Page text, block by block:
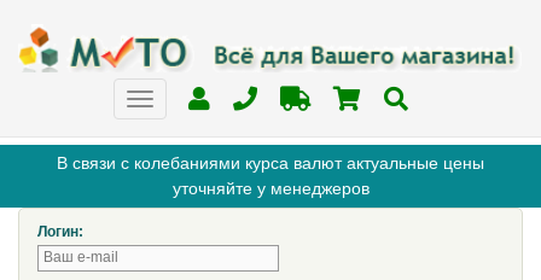
В связи с колебаниями курса валют актуальные цены
уточняйте у менеджеров
Логин: